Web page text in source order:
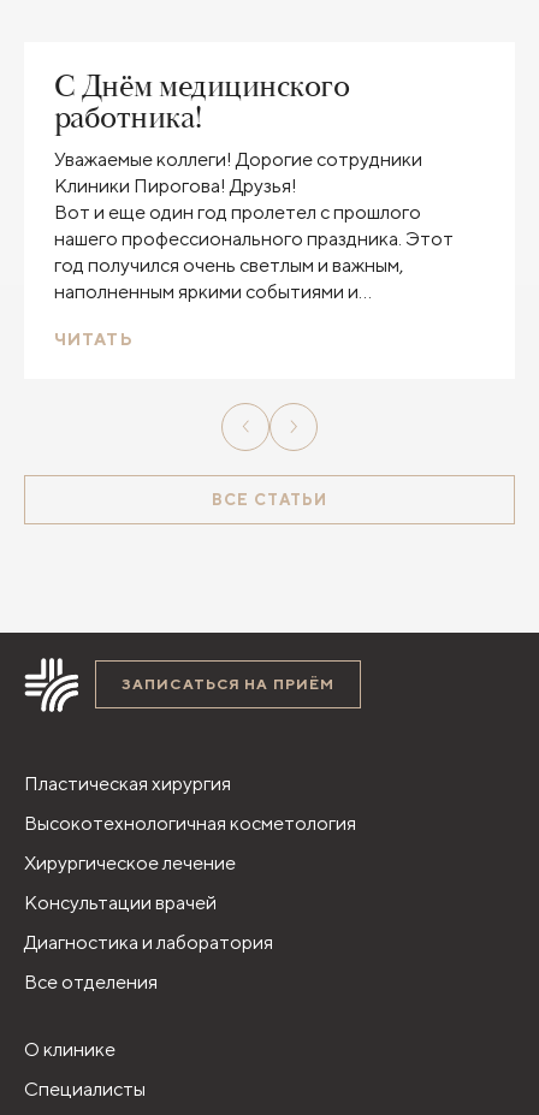
С Днём медицинского
работника!
Уважаемые коллеги! Дорогие сотрудники
Клиники Пирогова! Друзья!
Вот и еще один год пролетел с прошлого
нашего профессионального праздника. Этот
год получился очень светлым и важным,
наполненным яркими событиями и
ЧИТАТЬ
ВСЕ СТАТЬИ
ЗАПИСАТЬСЯ НА ПРИЁМ
Пластическая хирургия
Высокотехнологичная косметология
Хирургическое лечение
Консультации врачей
Диагностика и лаборатория
Все отделения
О клинике
Специалисты